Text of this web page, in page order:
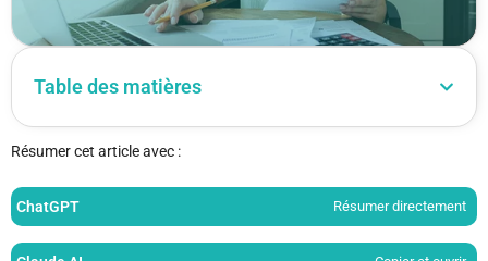
Table des matières
Résumer cet article avec :
ChatGPT Résumer directement